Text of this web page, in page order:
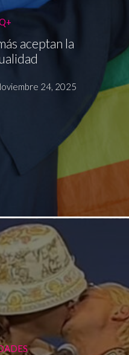
aceptan la
24, 2025